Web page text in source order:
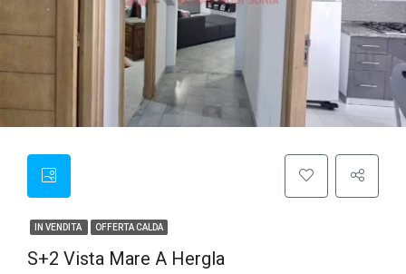
IN VENDITA OFFERTA CALDA
S+2 Vista Mare A Hergla